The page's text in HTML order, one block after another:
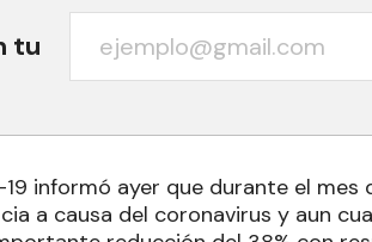
tu
informó ayer que durante el mes
a causa del coronavirus y aun